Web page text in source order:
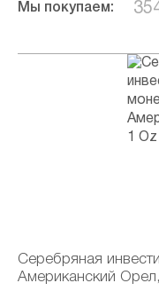
Мы покупаем:
Серебряная
Американский